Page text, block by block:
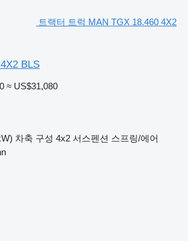
트랙터 트럭 MAN TGX 18.460 4X2
BLS
≈ US$31,080
차축 구성 4x2 서스펜션 스프링/에어